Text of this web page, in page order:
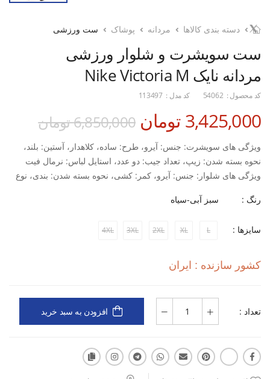
دسته بندی کالاها مردانه پوشاک ست ورزشی
ست سویشرت و شلوار ورزشی
مردانه نایک Nike Victoria M
کد محصول : 54062 کد مدل : 113497
3,425,000 تومان 6,850,000 تومان
ویژگی های سویشرت: جنس: آیرو، طرح: ساده، کلاهدار، آستین: بلند،
نحوه بسته شدن: زیپ، تعداد جیب: دو عدد، استایل لباس: نرمال فیت
ویژگی های شلوار: جنس: آیرو، کمر: کشی، نحوه بسته شدن: بندی، نوع
فیت، مناسب استفاده در: تمرین و روزمره
رنگ : سبز آبی-سیاه
سایزها : L
XL
2XL
3XL
4XL
کشور سازنده : ایران
تعداد : افزودن به سبد خرید